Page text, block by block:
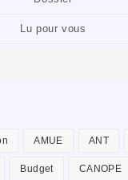
Lu pour vous
AMUE ANT
Budget CANOPE